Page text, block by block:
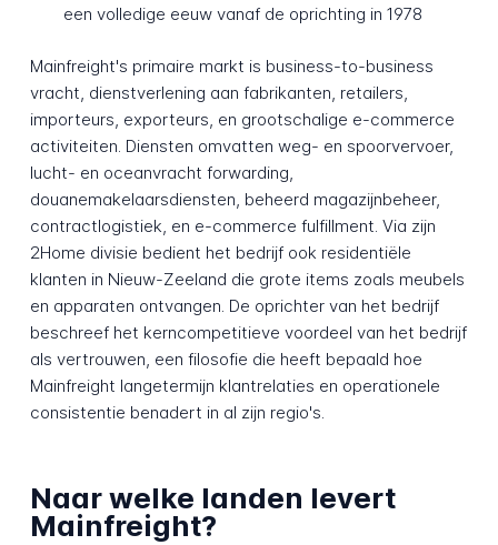
een volledige eeuw vanaf de oprichting in 1978
Mainfreight's primaire markt is business-to-business
vracht, dienstverlening aan fabrikanten, retailers,
importeurs, exporteurs, en grootschalige e-commerce
activiteiten. Diensten omvatten weg- en spoorvervoer,
lucht- en oceanvracht forwarding,
douanemakelaarsdiensten, beheerd magazijnbeheer,
contractlogistiek, en e-commerce fulfillment. Via zijn
2Home divisie bedient het bedrijf ook residentiële
klanten in Nieuw-Zeeland die grote items zoals meubels
en apparaten ontvangen. De oprichter van het bedrijf
beschreef het kerncompetitieve voordeel van het bedrijf
als vertrouwen, een filosofie die heeft bepaald hoe
Mainfreight langetermijn klantrelaties en operationele
consistentie benadert in al zijn regio's.
Naar welke landen levert
Mainfreight?